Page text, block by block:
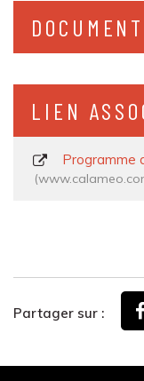
LIEN
Programme
Partager sur :